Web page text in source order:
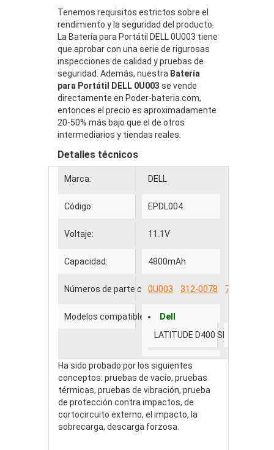
Tenemos requisitos estrictos sobre el
rendimiento y la seguridad del producto.
La Batería para Portátil DELL 0U003 tiene
que aprobar con una serie de rigurosas
inspecciones de calidad y pruebas de
seguridad. Además, nuestra Batería
para Portátil DELL 0U003 se vende
directamente en Poder-bateria.com,
entonces el precio es aproximadamente
20-50% más bajo que el de otros
intermediarios y tiendas reales.
Detalles técnicos
Marca: DELL
Código: EPDL004
Voltaje: 11.1V
Capacidad: 4800mAh
Números de parte compatibles
0U003 312-0078 7T093
Modelos compatibles
Dell
LATITUDE D400 SERIES
Ha sido probado por los siguientes
conceptos: pruebas de vacío, pruebas
térmicas, pruebas de vibración, prueba
de protección contra impactos, de
cortocircuito externo, el impacto, la
sobrecarga, descarga forzosa.